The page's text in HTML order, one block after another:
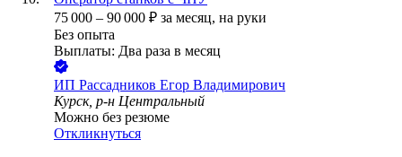
75 000 – 90 000 ₽ за месяц, на руки
Без опыта
Выплаты: Два раза в месяц
ИП Рассадников Егор Владимирович
Курск, р-н Центральный
Можно без резюме
Откликнуться